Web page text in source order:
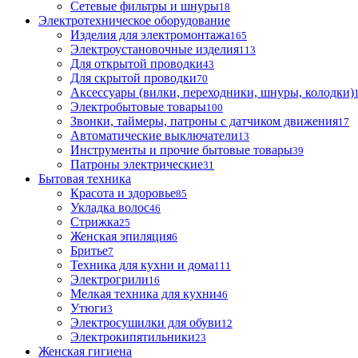
Сетевые фильтры и шнуры18
Электротехническое оборудование
Изделия для электромонтажа165
Электроустановочные изделия113
Для открытой проводки43
Для скрытой проводки70
Аксессуары (вилки, переходники, шнуры, колодки)
Электробытовые товары100
Звонки, таймеры, патроны с датчиком движения17
Автоматические выключатели13
Инструменты и прочие бытовые товары39
Патроны электрические31
Бытовая техника
Красота и здоровье85
Укладка волос46
Стрижка25
Женская эпиляция6
Бритье7
Техника для кухни и дома111
Электрогрили16
Мелкая техника для кухни46
Утюги3
Электросушилки для обуви12
Электрокипятильники23
Женская гигиена